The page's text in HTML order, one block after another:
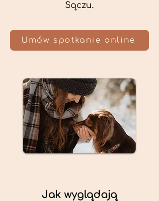
Sączu.
Umów spotkanie online
Jak wyglądają